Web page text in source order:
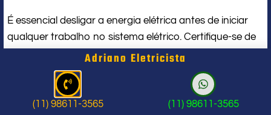
É essencial desligar a energia elétrica antes de iniciar
qualquer trabalho no sistema elétrico. Certifique-se de
desligar o disjuntor correspondente ao chuveiro e teste
com um equipamento adequado para garantir que a
energia foi realmente cortada.
Passo 2: Remova o chuveiro antigo
Adriano Eletricista
(11) 98611-3565 (11) 98611-3565